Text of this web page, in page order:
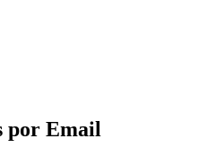
por Email